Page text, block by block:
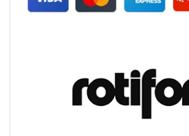
ANTRACITA